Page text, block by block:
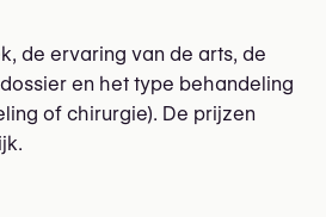
de ervaring van de arts, de
en het type behandeling
of chirurgie). De prijzen